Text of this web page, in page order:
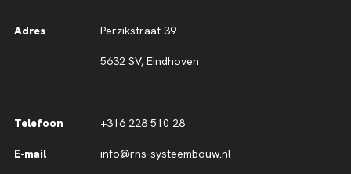
Adres Perzikstraat 39
5632 SV, Eindhoven
Telefoon +316 228 510 28
E-mail info@rns-systeembouw.nl